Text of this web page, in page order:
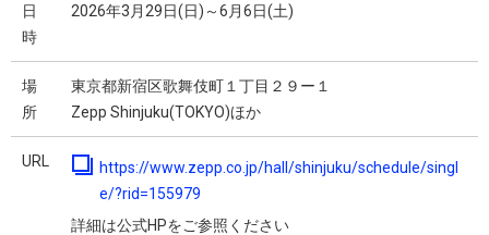
日
時
2026年3月29日(日)～6月6日(土)
場
所
東京都新宿区歌舞伎町１丁目２９ー１
Zepp Shinjuku(TOKYO)ほか
URL
https://www.zepp.co.jp/hall/shinjuku/schedule/singl
e/?rid=155979
詳細は公式HPをご参照ください